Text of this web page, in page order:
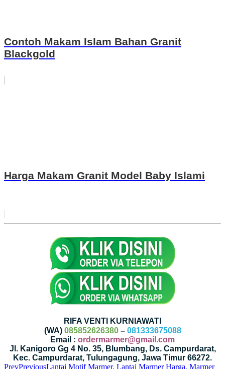
Contoh Makam Islam Bahan Granit
Blackgold
Harga Makam Granit Model Baby Islami
RIFA VENTI KURNIAWATI
(WA) 085852626380– 081333675088
Email : ordermarmer@gmail.com
Jl. Kanigoro Gg 4 No. 35, Blumbang, Ds. Campurdarat,
Kec. Campurdarat, Tulungagung, Jawa Timur 66272.
PrevPreviousLantai Motif Marmer, Lantai Marmer Harga, Marmer